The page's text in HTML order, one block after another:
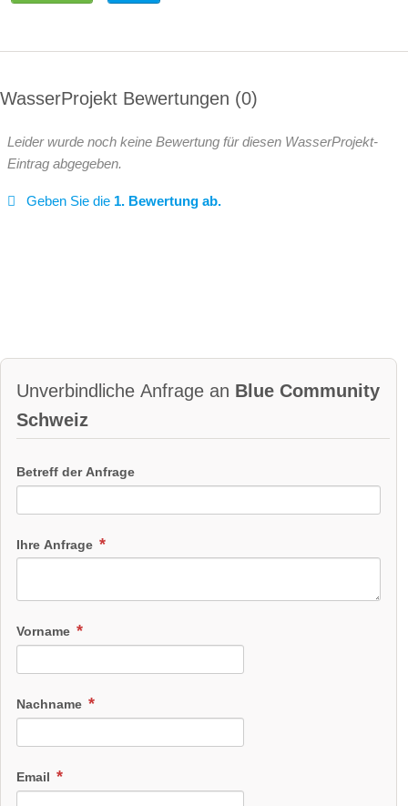
WasserProjekt Bewertungen 0
Leider wurde noch keine Bewertung für diesen WasserProjekt-
Eintrag abgegeben.
Geben Sie die 1. Bewertung ab.
Unverbindliche Anfrage an Blue Community
Schweiz
Betreff der Anfrage
Ihre Anfrage
Vorname
Nachname
Email